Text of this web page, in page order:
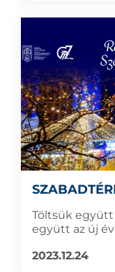
Töltsük együtt
együtt az új
2023.12.24